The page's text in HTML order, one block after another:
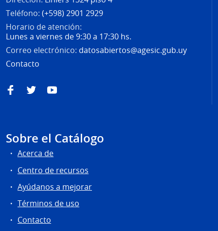
Teléfono: (+598) 2901 2929
Horario de atención:
Lunes a viernes de 9:30 a 17:30 hs.
Correo electrónico: datosabiertos@agesic.gub.uy
Contacto
FacebookTwitterYouTube
Sobre el Catálogo
Acerca de
Centro de recursos
Ayúdanos a mejorar
Términos de uso
Contacto